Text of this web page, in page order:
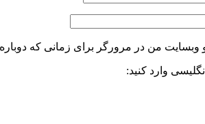
و وبسایت من در مرورگر برای زمانی که
وارد کنید: